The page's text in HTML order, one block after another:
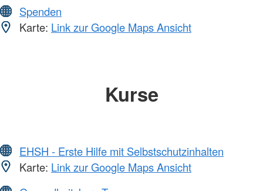
Spenden
Karte: Link zur Google Maps Ansicht
Kurse
EHSH - Erste Hilfe mit Selbstschutzinhalten
Karte: Link zur Google Maps Ansicht